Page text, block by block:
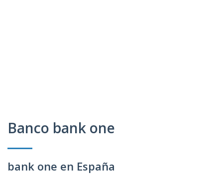
Banco bank one
bank one en España